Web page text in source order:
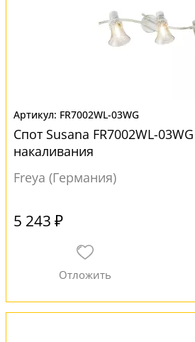
FR7002WL-03WG
Спот Susana FR7002WL-
накаливания
Freya (Германия)
5 243 ₽